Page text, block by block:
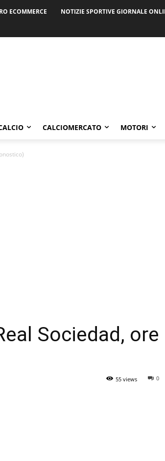
ECOMMERCE NOTIZIE SPORTIVE GIORNALE
CALCIOMERCATO MOTORI
Sociedad, ore
0
55 views